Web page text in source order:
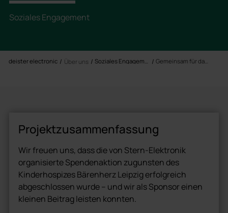
Soziales Engagement
deister electronic Über uns Soziales Engagement Gemeinsam für das Kinderhospiz Bärenherz
Projektzusammenfassung
Wir freuen uns, dass die von Stern-Elektronik
organisierte Spendenaktion zugunsten des
Kinderhospizes Bärenherz Leipzig erfolgreich
abgeschlossen wurde – und wir als Sponsor einen
kleinen Beitrag leisten konnten.